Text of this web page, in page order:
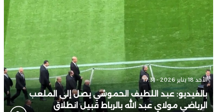
الأحد 18 يناير 2026 - 17:31
بالفيديو: عبد اللطيف الحموشي يصل إلى الملعب
الرياضي مولاي عبد الله بالرباط قبيل انطلاق